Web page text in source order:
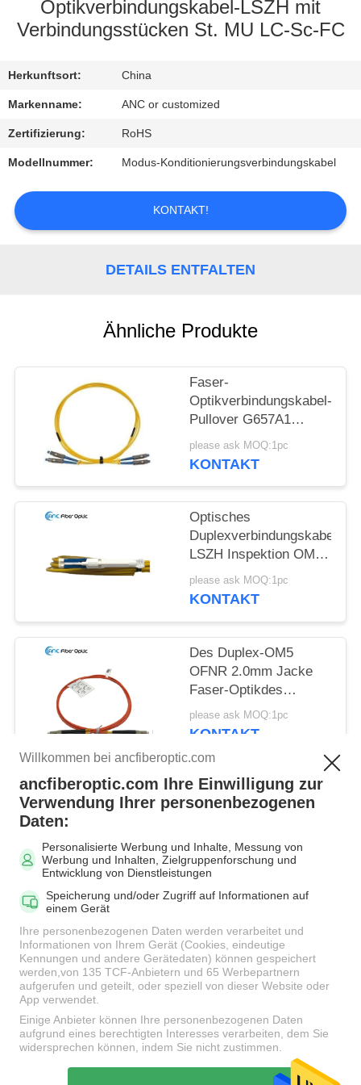
TRETEN
MIT
UNS
IN
VERBINDUNG
NACHRICHTEN
Optikverbindungskabel-LSZH mit
Verbindungsstücken St. MU LC-Sc-FC
Herkunftsort: China
Markenname: ANC or customized
Zertifizierung: RoHS
Modellnummer: Modus-Konditionierungsverbindungskabel
KONTAKT!
DETAILS ENTFALTEN
Ähnliche Produkte
Faser-
Optikverbindungskabel-
Pullover G657A1
G657A2 G652D aus
optischen Fasern
please ask MOQ:1pc
KONTAKT
Optisches
Duplexverbindungskabel
LSZH Inspektion OM2
OM3 OM5
Verbindungskabel-
please ask MOQ:1pc
KONTAKT
Des Duplex-OM5
OFNR 2.0mm Jacke
Faser-Optikdes
verbindungskabel-in
mehreren Betriebsarten
please ask MOQ:1pc
KONTAKT
Beliebte Kategorien Alle
MPO Glasfaserkabel LWL-Patchkabel
Faser-
Verbindungsstücke
LWL Pigtail LWL Dämpfungsglied
Fiber Optic-Splitter LWL-Kabel
Willkommen bei ancfiberoptic.com
ancfiberoptic.com Ihre Einwilligung zur
Verwendung Ihrer personenbezogenen
Daten:
Personalisierte Werbung und Inhalte, Messung von
Werbung und Inhalten, Zielgruppenforschung und
Entwicklung von Dienstleistungen
Speicherung und/oder Zugriff auf Informationen auf
einem Gerät
Ihre personenbezogenen Daten werden verarbeitet und
Informationen von Ihrem Gerät (Cookies, eindeutige
Kennungen und andere Gerätedaten) können gespeichert
werden,von 135 TCF-Anbietern und 65 Werbepartnern
aufgerufen und geteilt, oder speziell von dieser Website oder
App verwendet.
Einige Anbieter können Ihre personenbezogenen Daten
aufgrund eines berechtigten Interesses verarbeiten, dem Sie
widersprechen können, indem Sie nicht zustimmen.